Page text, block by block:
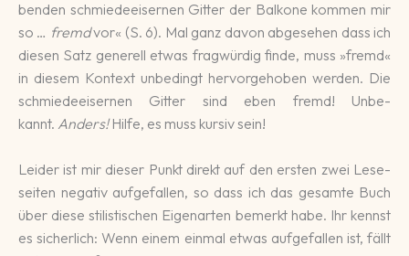
ben­den schmiede­eiser­nen Gitter der Bal­ko­ne kommen mir
so … fremdvor« (S. 6). Mal ganz davon ab­ge­sehen dass ich
diesen Satz ge­nerell etwas frag­wür­dig finde, muss »fremd«
in diesem Kon­text un­be­dingt her­vor­ge­hoben werden. Die
schmiede­eiser­nen Gitter sind eben fremd! Unbe­
kannt. Anders!Hilfe, es muss kur­siv sein!
Leider ist mir die­ser Punkt di­rekt auf den ersten zwei Lese­
sei­ten nega­tiv auf­ge­fallen, so dass ich das ge­samte Buch
über diese stilis­ti­schen Eigen­arten be­merkt habe. Ihr kennst
es sicher­lich: Wenn einem ein­mal etwas auf­ge­fallen ist, fällt